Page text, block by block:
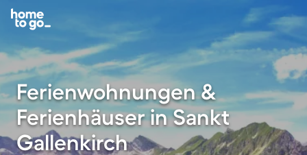
Ferienwohnungen &
Ferienhäuser in Sankt
Gallenkirch